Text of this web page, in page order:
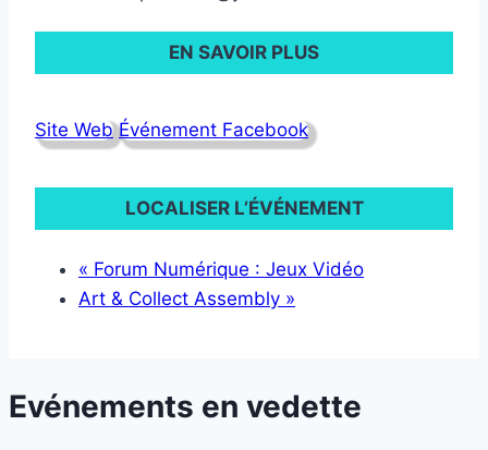
EN SAVOIR PLUS
Site Web Événement Facebook
LOCALISER L’ÉVÉNEMENT
« Forum Numérique : Jeux Vidéo
Art & Collect Assembly »
Evénements en vedette